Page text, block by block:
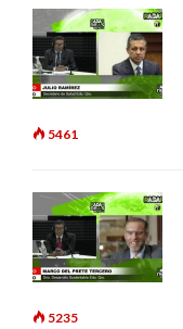
5461
5235